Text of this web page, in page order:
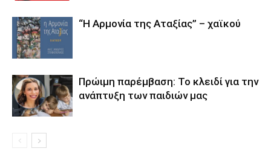
“Η Αρμονία της Αταξίας” – χαϊκού
Πρώιμη παρέμβαση: Το κλειδί για την
ανάπτυξη των παιδιών µας